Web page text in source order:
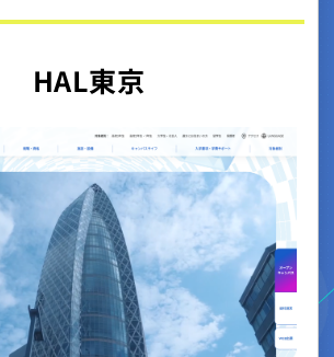
HAL東京